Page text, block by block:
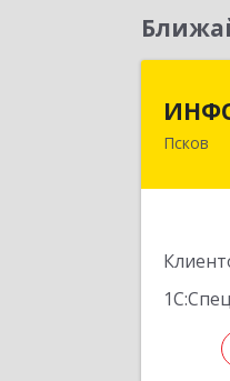
Псков